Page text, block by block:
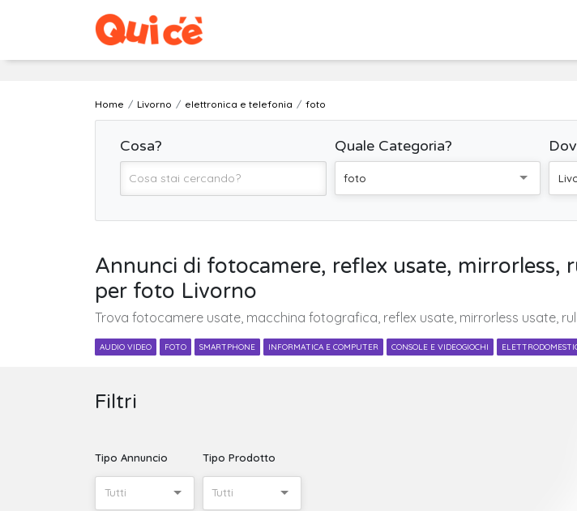
Home Livorno elettronica e telefonia foto
Cosa? Quale Categoria?
foto
Annunci di fotocamere, reflex usate, mirrorless,
per foto Livorno
Trova fotocamere usate, macchina fotografica, reflex usate, mirrorless usate,
AUDIO VIDEO FOTO SMARTPHONE INFORMATICA E COMPUTER CONSOLE E VIDEOGIOCHI
Filtri
Tipo Annuncio
Tutti
Tipo Prodotto
Tutti